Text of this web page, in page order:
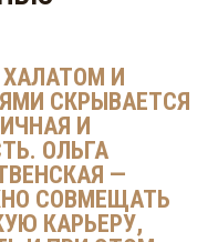
И
СКРЫВАЕТСЯ
И
ОЛЬГА
—
СОВМЕЩАТЬ
КАРЬЕРУ,